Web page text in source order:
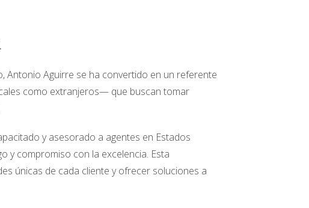
no suelen estar cubiertos por los seguros de
de responsabilidad civil más allá de los límites
naturales, como huracanes o terremotos, suelen
seguro.
fuego y a los desastres naturales pueden tener
Antonio Aguirre se ha convertido en un referente
como extranjeros— que buscan tomar
y asesorado a agentes en Estados
y compromiso con la excelencia. Esta
únicas de cada cliente y ofrecer soluciones a